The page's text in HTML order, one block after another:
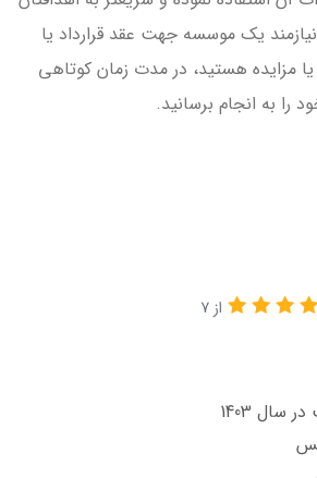
یک موسسه جهت عقد قرارداد یا
مزایده هستید، در مدت زمان کوتاهی
را به انجام برسانید.
از 7
1403